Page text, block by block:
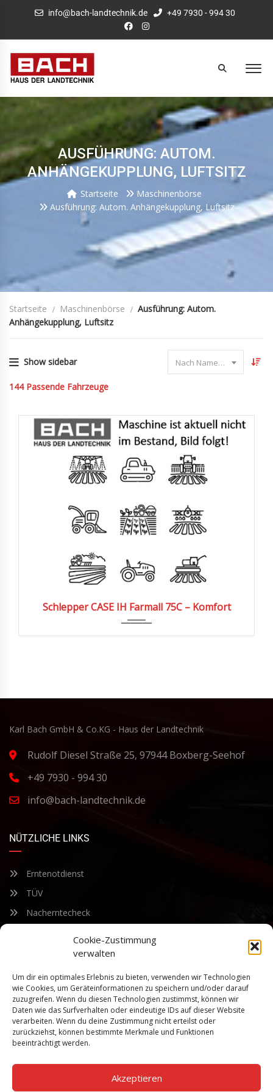
Cookie-Zustimmung
verwalten
Um dir ein optimales Erlebnis zu bieten, verwenden wir Technologien
wie Cookies, um Geräteinformationen zu speichern und/oder darauf
zuzugreifen. Wenn du diesen Technologien zustimmst, können wir
Daten wie das Surfverhalten oder eindeutige IDs auf dieser Website
verarbeiten. Wenn du deine Zustimmung nicht erteilst oder
zurückziehst, können bestimmte Merkmale und Funktionen
beeinträchtigt werden.
Akzeptieren
info@bach-landtechnik.de +49 7930 - 994 30
AUSFÜHRUNG: AUTOM.
ANHÄNGEKUPPLUNG, LUFTSITZ
Startseite
Maschinenbörse
Ausführung: Autom. Anhängekupplung, Luftsitz
Startseite Maschinenbörse
Ausführung: Autom.
Anhängekupplung, Luftsitz
Show sidebar Nach Name sortieren
144 Passende Fahrzeuge
Schlepper CASE IH Farmall 75C – Komfort
Karl Bach GmbH & Co.KG - Haus der Landtechnik
Rudolf Diesel Straße 25, 97944 Boxberg-Seehof
+49 7930 - 994 30
info@bach-landtechnik.de
NÜTZLICHE LINKS
Erntenotdienst
TÜV
Nacherntecheck
FÜR UNSEREN NEWSLETTER ANMELDEN
Bleiben Sie auf dem Laufenden über unsere sich ständig
weiterentwickelnden Produkteigenschaften und Technologien.
Geben Sie Ihre E-Mail-Adresse ein und abonnieren Sie unseren
Newsletter.